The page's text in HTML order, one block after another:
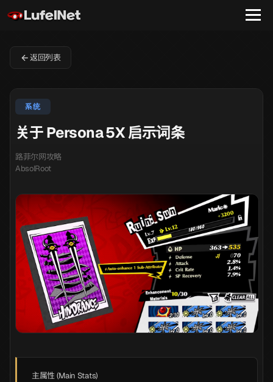
返回列表
系统
关于 Persona 5X 启示词条
路菲尔网攻略
AbsolRoot
主属性 (Main Stats)